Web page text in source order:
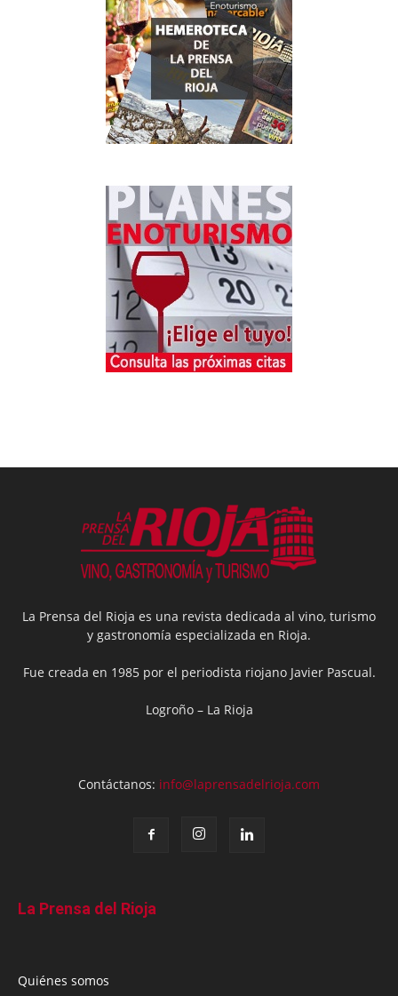
La Prensa del Rioja es una revista dedicada al vino, turismo
y gastronomía especializada en Rioja.
Fue creada en 1985 por el periodista riojano Javier Pascual.
Logroño – La Rioja
Contáctanos: info@laprensadelrioja.com
La Prensa del Rioja
Quiénes somos